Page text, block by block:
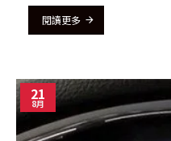
閱讀更多
21
8月